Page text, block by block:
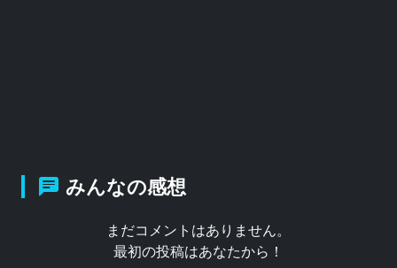
みんなの感想
まだコメントはありません。
最初の投稿はあなたから！